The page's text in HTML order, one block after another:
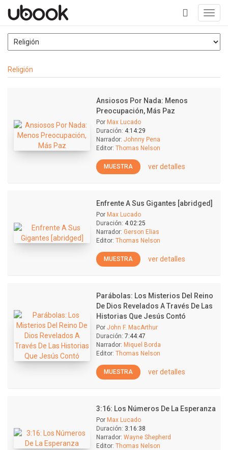
+
Religión
Ansiosos Por Nada: Menos
Preocupación, Más Paz
Por Max Lucado
Duración: 4:14:29
Narrador: Johnny Pena
Editor: Thomas Nelson
MUESTRA ver detalles
Enfrente A Sus Gigantes [abridged]
Por Max Lucado
Duración: 4:02:25
Narrador: Gerson Elias
Editor: Thomas Nelson
MUESTRA ver detalles
Parábolas: Los Misterios Del Reino
De Dios Revelados A Través De Las
Historias Que Jesús Contó
Por John F. MacArthur
Duración: 7:44:47
Narrador: Miquel Borda
Editor: Thomas Nelson
MUESTRA ver detalles
3:16: Los Números De La Esperanza
Por Max Lucado
Duración: 3:16:38
Narrador: Wayne Shepherd
Editor: Thomas Nelson